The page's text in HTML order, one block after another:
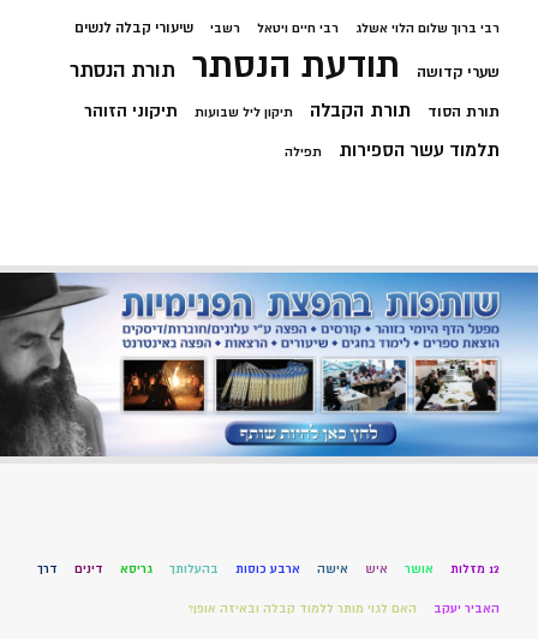
רבי ברוך שלום הלוי אשלג רבי חיים ויטאל רשבי שיעורי קבלה לנשים
שערי קדושה תודעת הנסתר תורת הנסתר
תורת הסוד תורת הקבלה תיקון ליל שבועות תיקוני הזוהר
תלמוד עשר הספירות תפילה
12 מזלות אושר איש אישה ארבע כוסות בהעלותך גריסא דינים דרך
האביר יעקב האם לגוי מותר ללמוד קבלה ובאיזה אופן?